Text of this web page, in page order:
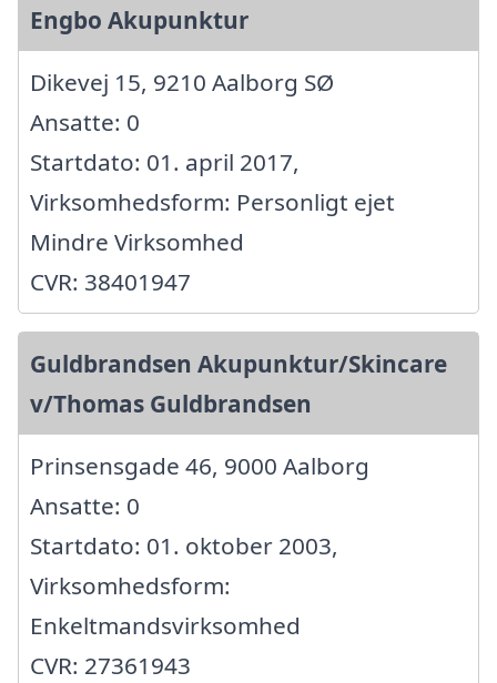
Engbo Akupunktur
Dikevej 15, 9210 Aalborg SØ
Ansatte: 0
Startdato: 01. april 2017,
Virksomhedsform: Personligt ejet
Mindre Virksomhed
CVR: 38401947
Guldbrandsen Akupunktur/Skincare
v/Thomas Guldbrandsen
Prinsensgade 46, 9000 Aalborg
Ansatte: 0
Startdato: 01. oktober 2003,
Virksomhedsform:
Enkeltmandsvirksomhed
CVR: 27361943